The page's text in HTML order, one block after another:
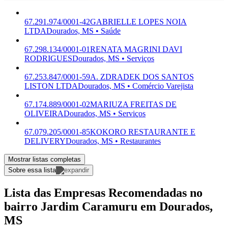
67.291.974/0001-42GABRIELLE LOPES NOIA
LTDADourados, MS • Saúde
67.298.134/0001-01RENATA MAGRINI DAVI
RODRIGUESDourados, MS • Serviços
67.253.847/0001-59A. ZDRADEK DOS SANTOS
LISTON LTDADourados, MS • Comércio Varejista
67.174.889/0001-02MARIUZA FREITAS DE
OLIVEIRADourados, MS • Serviços
67.079.205/0001-85KOKORO RESTAURANTE E
DELIVERYDourados, MS • Restaurantes
Mostrar listas completas
Sobre essa lista
Lista das Empresas Recomendadas no
bairro Jardim Caramuru em Dourados,
MS